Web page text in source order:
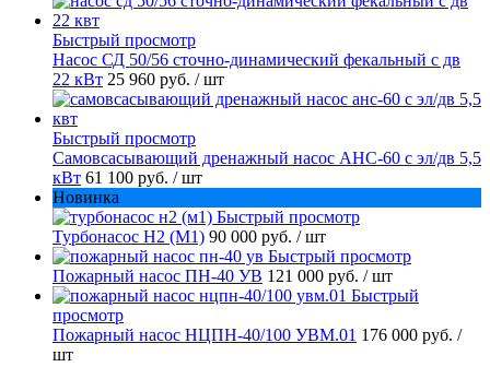
Быстрый просмотр
Насос СД 50/56 сточно-динамический фекальный с дв
22 кВт 25 960 руб. / шт
Быстрый просмотр
Самовсасывающий дренажный насос АНС-60 с эл/дв 5,5
кВт 61 100 руб. / шт
Новинка
Быстрый просмотр
Турбонасос Н2 (М1) 90 000 руб. / шт
Быстрый просмотр
Пожарный насос ПН-40 УВ 121 000 руб. / шт
Быстрый
просмотр
Пожарный насос НЦПН-40/100 УВМ.01 176 000 руб. /
шт